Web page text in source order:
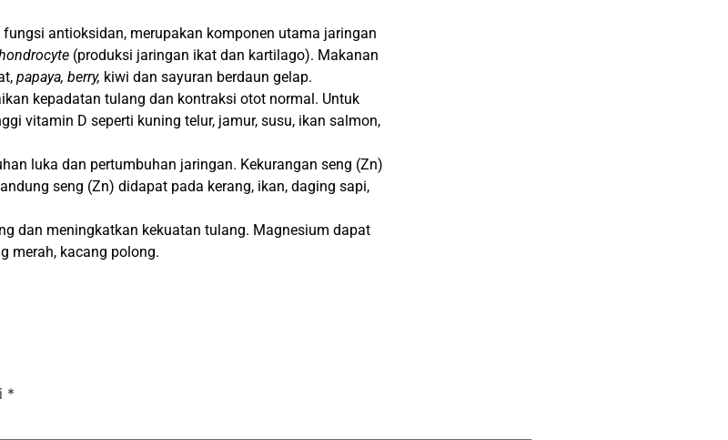
antioksidan, merupakan komponen utama jaringan
(produksi jaringan ikat dan kartilago). Makanan
papaya, berry, kiwi dan sayuran berdaun gelap.
kepadatan tulang dan kontraksi otot normal. Untuk
vitamin D seperti kuning telur, jamur, susu, ikan salmon,
luka dan pertumbuhan jaringan. Kekurangan seng (Zn)
seng (Zn) didapat pada kerang, ikan, daging sapi,
dan meningkatkan kekuatan tulang. Magnesium dapat
merah, kacang polong.
*